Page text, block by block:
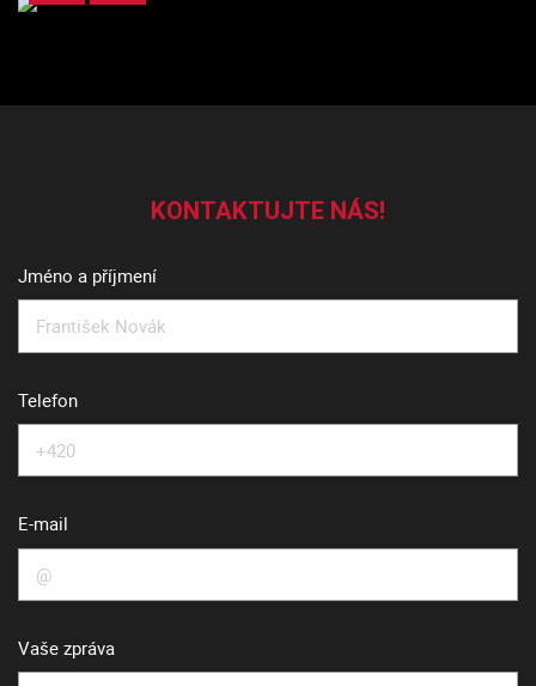
KONTAKTUJTE NÁS!
Jméno a příjmení
Telefon
E-mail
Vaše zpráva